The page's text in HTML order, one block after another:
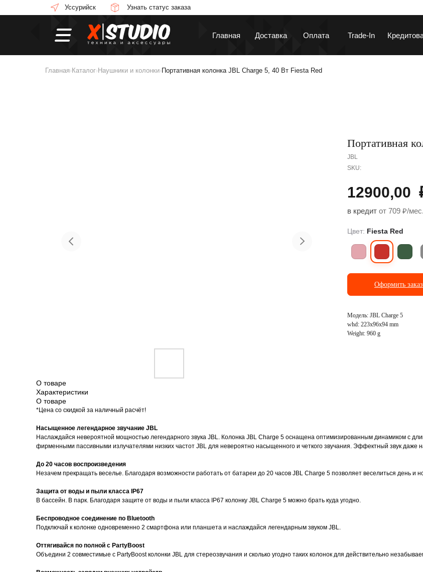
Главная Доставка Оплата Trade-In
Узнать статус заказа
Уссурийск
Главная› Каталог› Наушники и колонки› Портативная колонка JBL Charge 5, 40 Вт Fiesta Red
Портативная
JBL
SKU:
12900,00
в кредит от 709 ₽/мес.
Цвет: Fiesta Red
Оформить заказ
Модель: JBL Charge 5
whd: 223x96x94 mm
Weight: 960 g
О товаре
Характеристики
О товаре
*Цена со скидкой за наличный расчёт!
Насыщенное легендарное звучание JBL
Наслаждайся невероятной мощностью легендарного звука JBL. Колонка JBL Charge 5 оснащена оптимизированным динамиком с
фирменными пассивными излучателями низких частот JBL для невероятно насыщенного и четкого звучания. Эффектный звук даже
До 20 часов воспроизведения
Незачем прекращать веселье. Благодаря возможности работать от батареи до 20 часов JBL Charge 5 позволяет веселиться день и
Защита от воды и пыли класса IP67
В бассейн. В парк. Благодаря защите от воды и пыли класса IP67 колонку JBL Charge 5 можно брать куда угодно.
Беспроводное соединение по Bluetooth
Подключай к колонке одновременно 2 смартфона или планшета и наслаждайся легендарным звуком JBL.
Оттягивайся по полной с PartyBoost
Объедини 2 совместимые с PartyBoost колонки JBL для стереозвучания и сколько угодно таких колонок для действительно
Автотовары
Фото и